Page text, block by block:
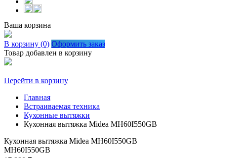
Ваша корзина
В корзину (0) Оформить заказ
Товар добавлен в корзину
Перейти в корзину
Главная
Встраиваемая техника
Кухонные вытяжки
Кухонная вытяжка Midea MH60I550GB
Кухонная вытяжка Midea MH60I550GB
MH60I550GB